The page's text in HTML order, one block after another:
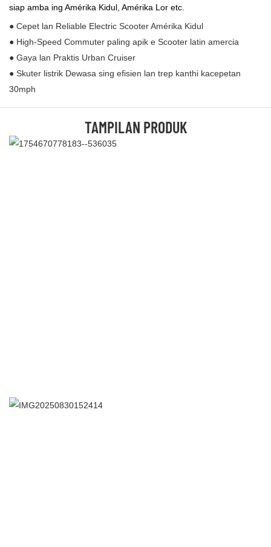
siap amba ing Amérika Kidul, Amérika Lor etc.
● Cepet lan Reliable Electric Scooter Amérika Kidul
● High-Speed ​​Commuter paling apik e Scooter latin amercia
● Gaya lan Praktis Urban Cruiser
● Skuter listrik Dewasa sing efisien lan trep kanthi kacepetan
30mph
TAMPILAN PRODUK